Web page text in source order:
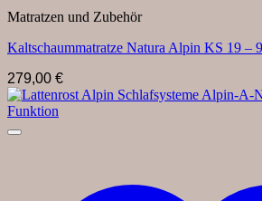
Matratzen und Zubehör
Kaltschaummatratze Natura Alpin KS 19 –
279,00 €